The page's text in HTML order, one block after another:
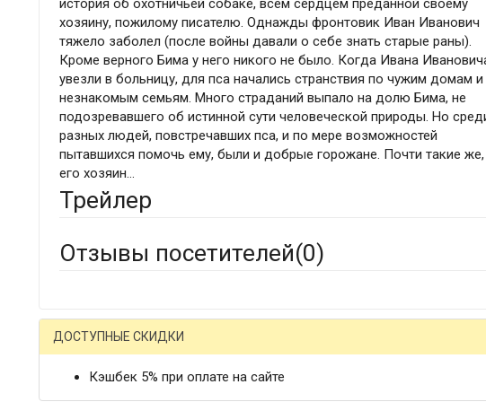
история об охотничьей собаке, всем сердцем преданной своему
хозяину, пожилому писателю. Однажды фронтовик Иван Иванович
тяжело заболел (после войны давали о себе знать старые раны).
Кроме верного Бима у него никого не было. Когда Ивана
увезли в больницу, для пса начались странствия по чужим домам и
незнакомым семьям. Много страданий выпало на долю Бима, не
подозревавшего об истинной сути человеческой природы. Но
разных людей, повстречавших пса, и по мере возможностей
пытавшихся помочь ему, были и добрые горожане. Почти такие же,
его хозяин…
Трейлер
Отзывы посетителей(0)
ДОСТУПНЫЕ СКИДКИ
Кэшбек 5% при оплате на сайте